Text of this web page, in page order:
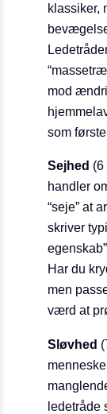
klassiker,
mod
som
Sejhed
handler
“seje” at
skriver
Har du
men
værd at
Sløvhed
ledetråde